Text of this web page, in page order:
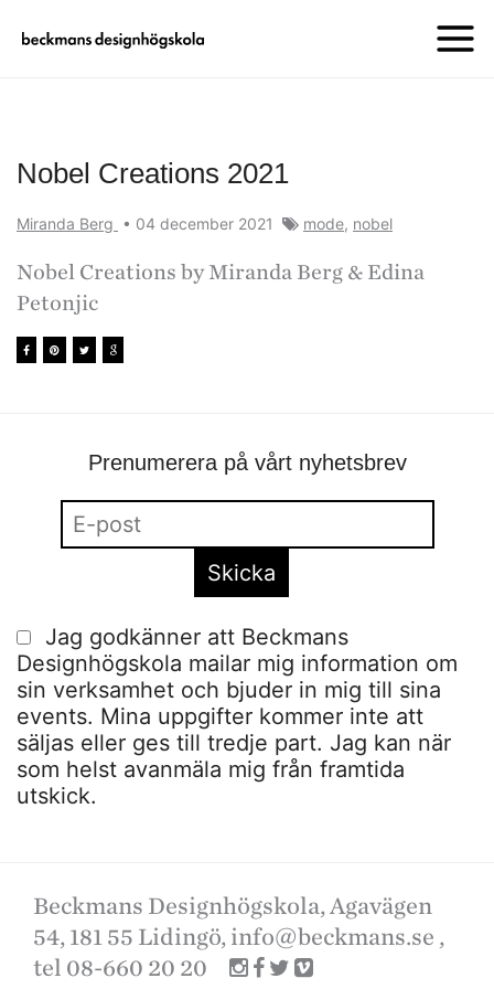
Nobel Creations 2021
Miranda Berg • 04 december 2021 mode, nobel
Nobel Creations by Miranda Berg & Edina
Petonjic
Prenumerera på vårt nyhetsbrev
Jag godkänner att Beckmans
Designhögskola mailar mig information om
sin verksamhet och bjuder in mig till sina
events. Mina uppgifter kommer inte att
säljas eller ges till tredje part. Jag kan när
som helst avanmäla mig från framtida
utskick.
Beckmans Designhögskola, Agavägen
54, 181 55 Lidingö, info@beckmans.se ,
tel 08-660 20 20